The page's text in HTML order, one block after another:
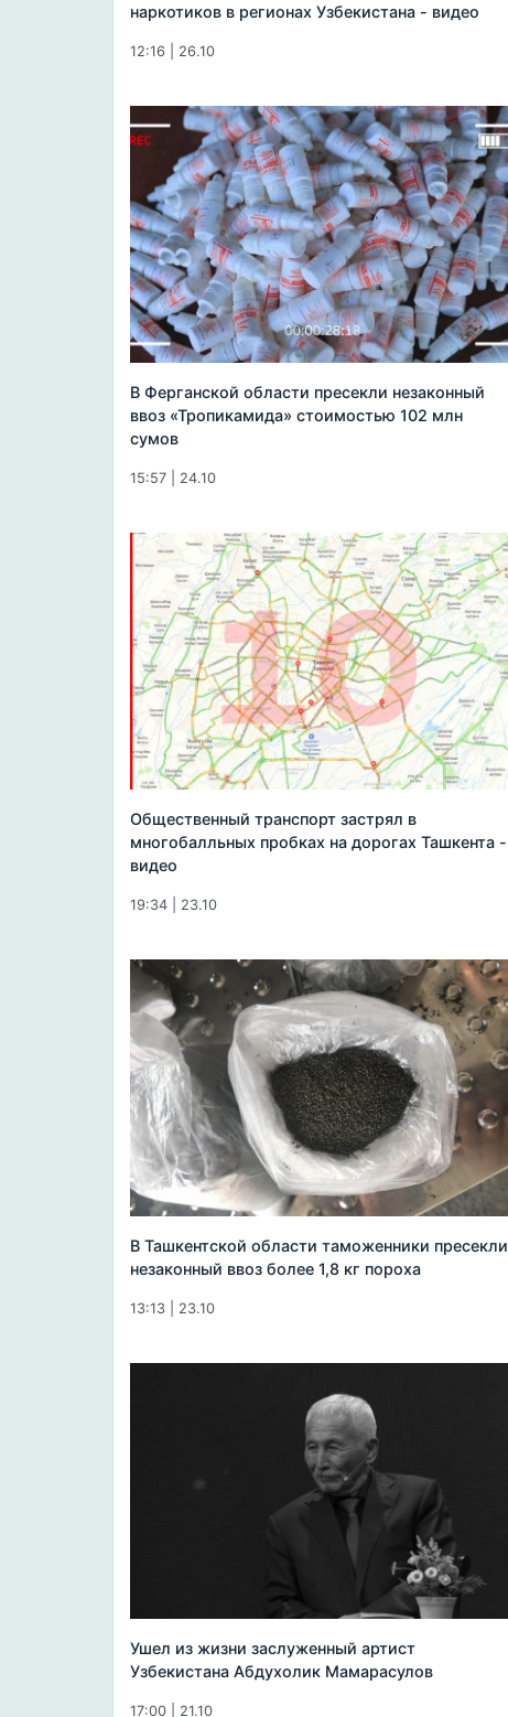
наркотиков в регионах Узбекистана - видео
12:16 | 26.10
В Ферганской области пресекли незаконный
ввоз «Тропикамида» стоимостью 102 млн
сумов
15:57 | 24.10
Общественный транспорт застрял в
многобалльных пробках на дорогах Ташкента -
видео
19:34 | 23.10
В Ташкентской области таможенники пресекли
незаконный ввоз более 1,8 кг пороха
13:13 | 23.10
Ушел из жизни заслуженный артист
Узбекистана Абдухолик Мамарасулов
17:00 | 21.10